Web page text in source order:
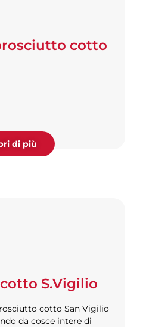
cotto
di più
S.Vigilio
cotto San Vigilio
da cosce intere di